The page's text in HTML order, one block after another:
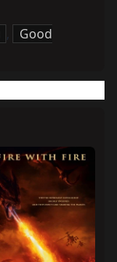
,
Good